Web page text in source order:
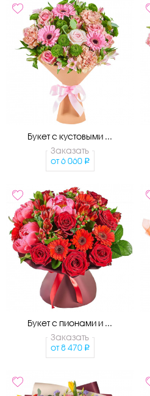
Букет с кустовыми ...
Заказать
от 6 060
Букет с пионами и ...
Заказать
от 8 470